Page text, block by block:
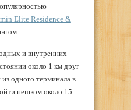
Elite Residence &
и внутренних
около 1 км друг
одного терминала в
пешком около 15